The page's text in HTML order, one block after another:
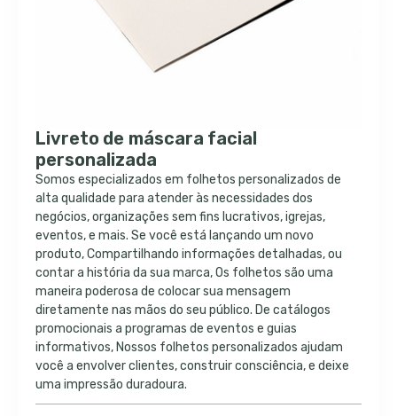
Livreto de máscara facial
personalizada
Somos especializados em folhetos personalizados de
alta qualidade para atender às necessidades dos
negócios, organizações sem fins lucrativos, igrejas,
eventos, e mais. Se você está lançando um novo
produto, Compartilhando informações detalhadas, ou
contar a história da sua marca, Os folhetos são uma
maneira poderosa de colocar sua mensagem
diretamente nas mãos do seu público. De catálogos
promocionais a programas de eventos e guias
informativos, Nossos folhetos personalizados ajudam
você a envolver clientes, construir consciência, e deixe
uma impressão duradoura.